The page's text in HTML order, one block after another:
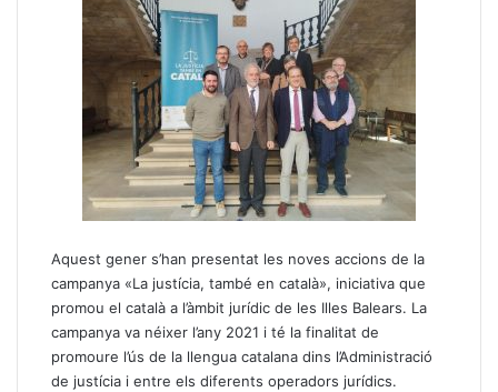
Aquest gener s’han presentat les noves accions de la
campanya «La justícia, també en català», iniciativa que
promou el català a l’àmbit jurídic de les Illes Balears. La
campanya va néixer l’any 2021 i té la finalitat de
promoure l’ús de la llengua catalana dins l’Administració
de justícia i entre els diferents operadors jurídics.